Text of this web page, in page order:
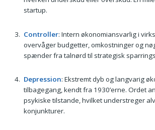
startup.
Controller: Intern økonomiansvarlig i
overvåger budgetter, omkostninger og
spænder fra talnørd til strategisk
Depression: Ekstremt dyb og langvarig
tilbagegang, kendt fra 1930’erne. Ordet
psykiske tilstande, hvilket understreger
konjunkturer.